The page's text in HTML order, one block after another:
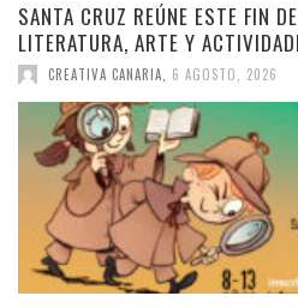
SANTA CRUZ REÚNE ESTE FIN
LITERATURA, ARTE Y
CREATIVA CANARIA, 6 AGOSTO, 2026